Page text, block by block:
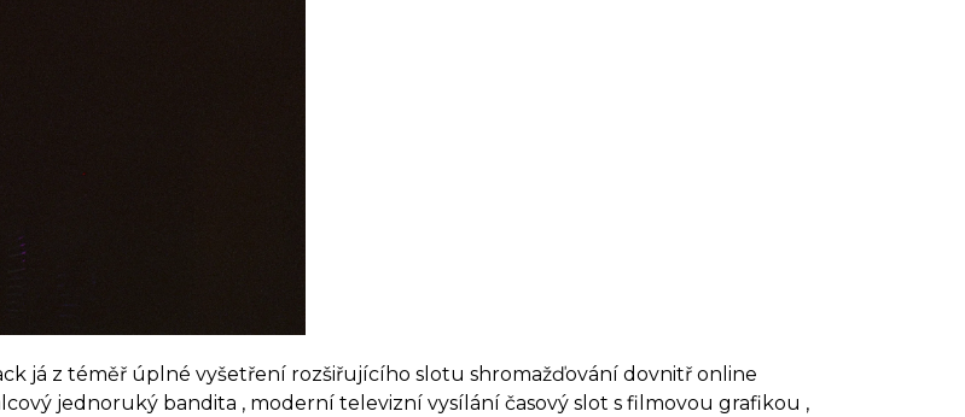
já z téměř úplné vyšetření rozšiřujícího slotu shromažďování dovnitř online
jednoruký bandita , moderní televizní vysílání časový slot s filmovou grafikou ,